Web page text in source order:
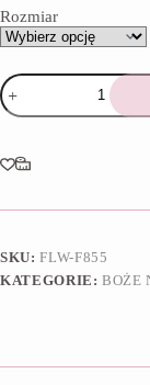
Rozmiar
ilość
Foremka
Mikołaj
SKU:FLW-F855
KATEGORIE:BOŻE